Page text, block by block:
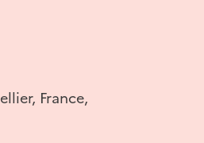
France,